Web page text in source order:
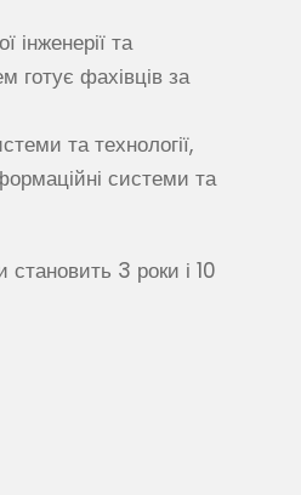
інженерії та
готує фахівців за
та технології,
системи та
становить 3 роки і 10